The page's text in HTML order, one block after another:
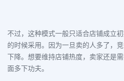
不过，这种模式一般只适合店铺成立
的时候采用。因为一旦卖的人多了，
下降。想要维持店铺热度，卖家还是
面多下功夫。